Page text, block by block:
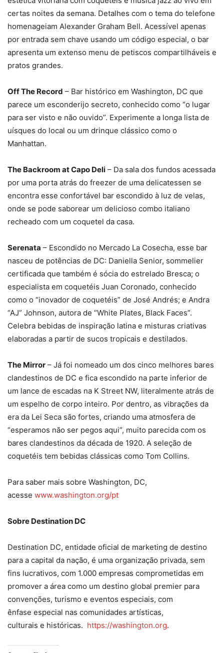
certas noites da semana. Detalhes com o tema do telefone
homenageiam Alexander Graham Bell. Acessível apenas
por entrada sem chave usando um código especial, o bar
apresenta um extenso menu de petiscos compartilháveis e
pratos grandes.
Off The Record – Bar histórico em Washington, DC que
parece um esconderijo secreto, conhecido como “o lugar
para ser visto e não ouvido”. Experimente a longa lista de
uísques do local ou um drinque clássico como o
Manhattan.
The Backroom at Capo Deli – Da sala dos fundos acessada
por uma porta atrás do freezer de uma delicatessen se
encontra esse confortável bar escondido à luz de velas,
onde se pode saborear um delicioso combo italiano
recheado com um coquetel da casa.
Serenata – Escondido no Mercado La Cosecha, esse bar
nasceu de potências de DC: Daniella Senior, sommelier
certificada que também é sócia do estrelado Bresca; o
especialista em coquetéis Juan Coronado, conhecido
como o “inovador de coquetéis” de José Andrés; e Andra
“AJ” Johnson, autora de “White Plates, Black Faces”.
Celebra bebidas de inspiração latina e misturas criativas
elaboradas a partir de sucos tropicais e destilados.
The Mirror – Já foi nomeado um dos cinco melhores bares
clandestinos de DC e fica escondido na parte inferior de
um lance de escadas na K Street NW, literalmente atrás de
um espelho de corpo inteiro. Por dentro, as vibrações da
era da Lei Seca são fortes, criando uma atmosfera de
“esperamos não ser pegos aqui”, muito parecida com os
bares clandestinos da década de 1920. A seleção de
coquetéis tem bebidas clássicas como Tom Collins.
Para saber mais sobre Washington, DC,
acesse www.washington.org/pt
Sobre Destination DC
Destination DC, entidade oficial de marketing de destino
para a capital da nação, é uma organização privada, sem
fins lucrativos, com 1.000 empresas comprometidas em
promover a área como um destino global premier para
convenções, turismo e eventos especiais, com
ênfase especial nas comunidades artísticas,
culturais e históricas. https://washington.org.